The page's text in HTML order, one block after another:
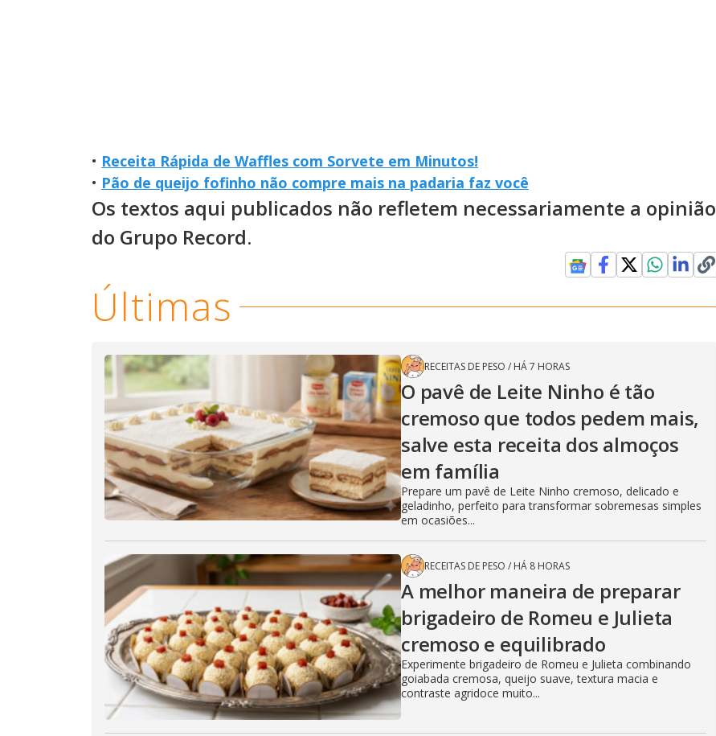
• Receita Rápida de Waffles com Sorvete em Minutos!
• Pão de queijo fofinho não compre mais na padaria faz você
Os textos aqui publicados não refletem necessariamente a opinião
do Grupo Record.
Últimas
RECEITAS DE PESO / HÁ 7 HORAS
O pavê de Leite Ninho é tão
cremoso que todos pedem mais,
salve esta receita dos almoços
em família
Prepare um pavê de Leite Ninho cremoso, delicado e
geladinho, perfeito para transformar sobremesas simples
em ocasiões...
RECEITAS DE PESO / HÁ 8 HORAS
A melhor maneira de preparar
brigadeiro de Romeu e Julieta
cremoso e equilibrado
Experimente brigadeiro de Romeu e Julieta combinando
goiabada cremosa, queijo suave, textura macia e
contraste agridoce muito...